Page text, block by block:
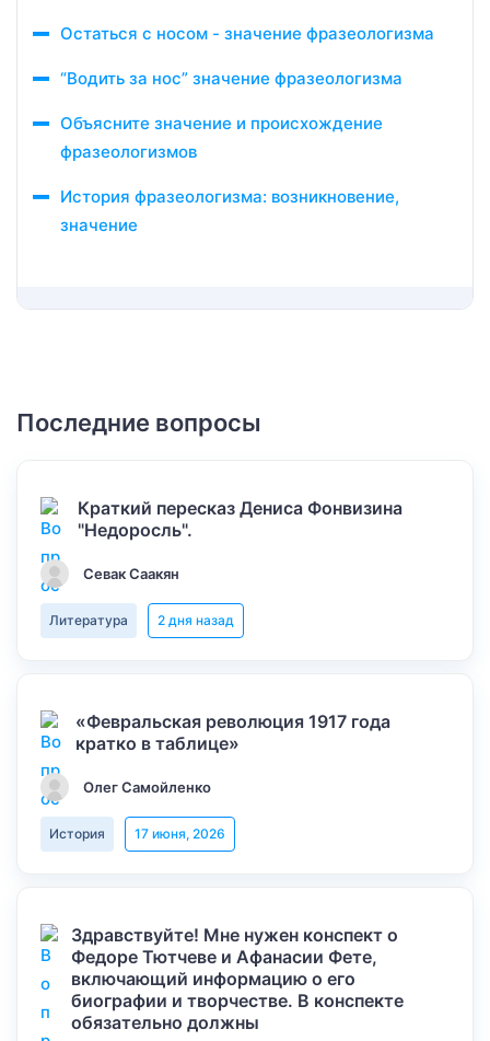
Остаться с носом - значение фразеологизма
“Водить за нос” значение фразеологизма
Объясните значение и происхождение
фразеологизмов
История фразеологизма: возникновение,
значение
Последние вопросы
Краткий пересказ Дениса Фонвизина
"Недоросль".
Севак Саакян
Литература 2 дня назад
«Февральская революция 1917 года
кратко в таблице»
Олег Самойленко
История 17 июня, 2026
Здравствуйте! Мне нужен конспект о
Федоре Тютчеве и Афанасии Фете,
включающий информацию о его
биографии и творчестве. В конспекте
обязательно должны